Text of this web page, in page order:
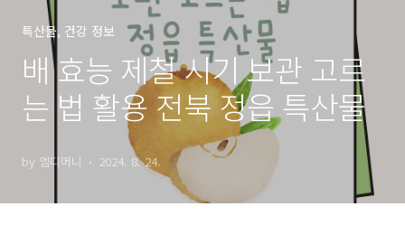
특산물, 건강 정보
배 효능 제철 시기 보관 고르
는 법 활용 전북 정읍 특산물
by 엠디머니 2024. 8. 24.